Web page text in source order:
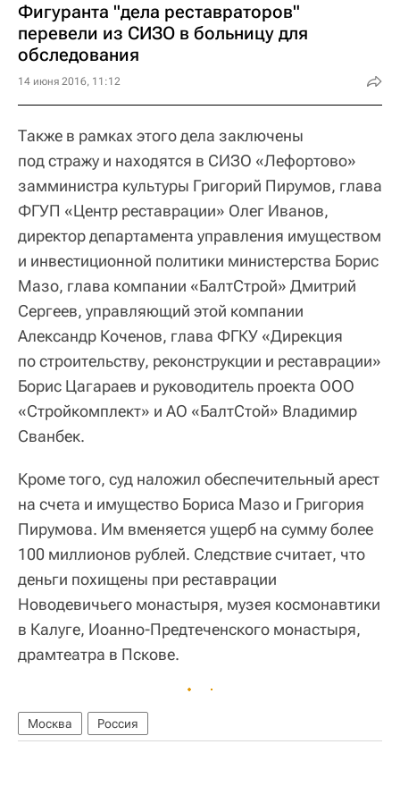
Фигуранта "дела реставраторов"
перевели из СИЗО в больницу для
обследования
14 июня 2016, 11:12
Также в рамках этого дела заключены
под стражу и находятся в СИЗО «Лефортово»
замминистра культуры Григорий Пирумов, глава
ФГУП «Центр реставрации» Олег Иванов,
директор департамента управления имуществом
и инвестиционной политики министерства Борис
Мазо, глава компании «БалтСтрой» Дмитрий
Сергеев, управляющий этой компании
Александр Коченов, глава ФГКУ «Дирекция
по строительству, реконструкции и реставрации»
Борис Цагараев и руководитель проекта ООО
«Стройкомплект» и АО «БалтСтой» Владимир
Сванбек.
Кроме того, суд наложил обеспечительный арест
на счета и имущество Бориса Мазо и Григория
Пирумова. Им вменяется ущерб на сумму более
100 миллионов рублей. Следствие считает, что
деньги похищены при реставрации
Новодевичьего монастыря, музея космонавтики
в Калуге, Иоанно-Предтеченского монастыря,
драмтеатра в Пскове.
Москва Россия